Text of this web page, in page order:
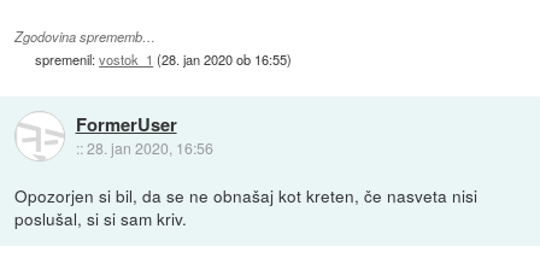
Zgodovina sprememb…
spremenil:vostok_1 (28. jan 2020 ob 16:55)
FormerUser
::28. jan 2020, 16:56
Opozorjen si bil, da se ne obnašaj kot kreten, če nasveta nisi
poslušal, si si sam kriv.